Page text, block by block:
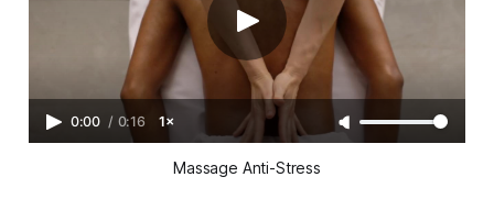
0:00 / 0:16 1×
Massage Anti-Stress